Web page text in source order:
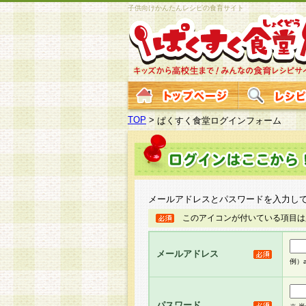
子供向けかんたんレシピの食育サイト
TOP >ぱくすく食堂ログインフォーム
メールアドレスとパスワードを入力し
このアイコンが付いている項目
メールアドレス
例）